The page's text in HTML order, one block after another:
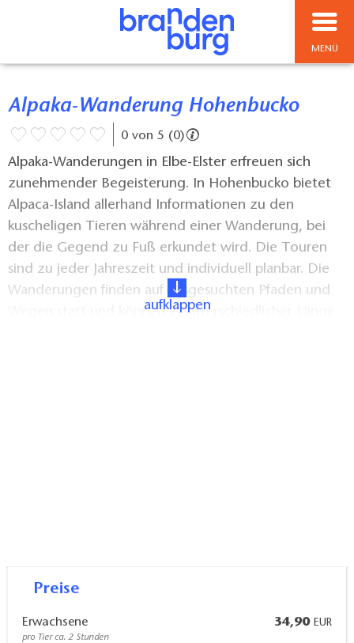
MENÜ
Alpaka-Wanderung Hohenbucko
0 von 5 (0)
Alpaka-Wanderungen in Elbe-Elster erfreuen sich
zunehmender Begeisterung. In Hohenbucko bietet
Alpaca-Island allerhand Informationen zu den
kuscheligen Tieren während einer Wanderung, bei
der die Gegend zu Fuß erkundet wird. Die Touren
sind zu jeder Jahreszeit und individuell planbar. Die
Wanderungen finden auf ausgesuchten Pfaden und
Wegen statt und können in unterschiedlicher Länge
aufklappen
Preise
Erwachsene 34,90 EUR
pro Tier ca. 2 Stunden